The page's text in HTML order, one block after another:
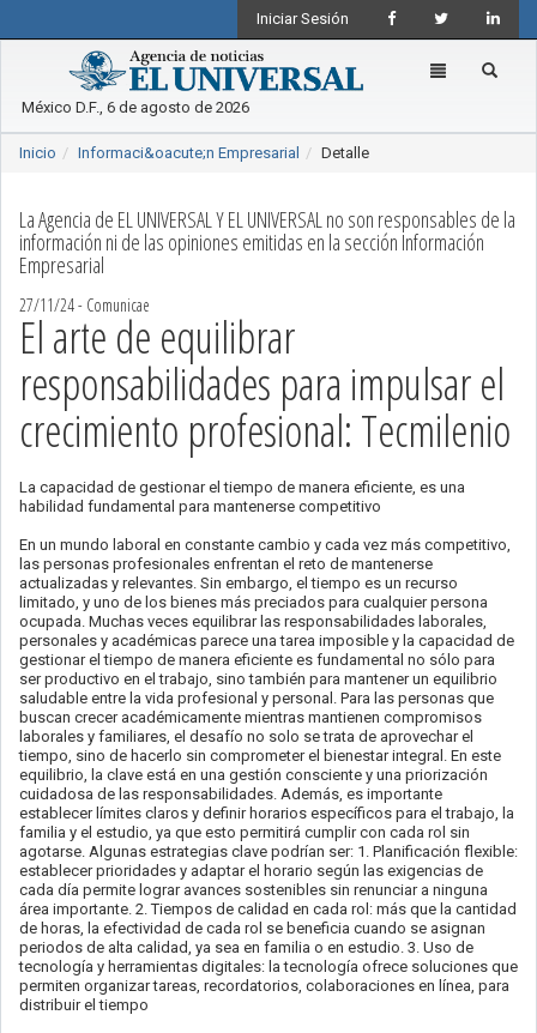
Iniciar Sesión
Toggle
México D.F., 6 de agosto de 2026
Inicio Informaci&oacute;n Empresarial Detalle
La Agencia de EL UNIVERSAL Y EL UNIVERSAL no son responsables de la
información ni de las opiniones emitidas en la sección Información
Empresarial
27/11/24 - Comunicae
El arte de equilibrar
responsabilidades para impulsar el
crecimiento profesional: Tecmilenio
La capacidad de gestionar el tiempo de manera eficiente, es una
habilidad fundamental para mantenerse competitivo
En un mundo laboral en constante cambio y cada vez más competitivo,
las personas profesionales enfrentan el reto de mantenerse
actualizadas y relevantes. Sin embargo, el tiempo es un recurso
limitado, y uno de los bienes más preciados para cualquier persona
ocupada. Muchas veces equilibrar las responsabilidades laborales,
personales y académicas parece una tarea imposible y la capacidad de
gestionar el tiempo de manera eficiente es fundamental no sólo para
ser productivo en el trabajo, sino también para mantener un equilibrio
saludable entre la vida profesional y personal. Para las personas que
buscan crecer académicamente mientras mantienen compromisos
laborales y familiares, el desafío no solo se trata de aprovechar el
tiempo, sino de hacerlo sin comprometer el bienestar integral. En este
equilibrio, la clave está en una gestión consciente y una priorización
cuidadosa de las responsabilidades. Además, es importante
establecer límites claros y definir horarios específicos para el trabajo, la
familia y el estudio, ya que esto permitirá cumplir con cada rol sin
agotarse. Algunas estrategias clave podrían ser: 1. Planificación flexible:
establecer prioridades y adaptar el horario según las exigencias de
cada día permite lograr avances sostenibles sin renunciar a ninguna
área importante. 2. Tiempos de calidad en cada rol: más que la cantidad
de horas, la efectividad de cada rol se beneficia cuando se asignan
periodos de alta calidad, ya sea en familia o en estudio. 3. Uso de
tecnología y herramientas digitales: la tecnología ofrece soluciones que
permiten organizar tareas, recordatorios, colaboraciones en línea, para
distribuir el tiempo